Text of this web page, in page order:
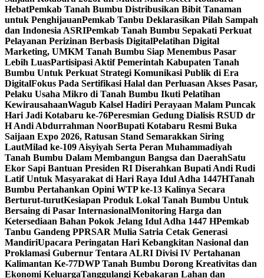
HebatPemkab Tanah Bumbu Distribusikan Bibit Tanaman
untuk PenghijauanPemkab Tanbu Deklarasikan Pilah Sampah
dan Indonesia ASRIPemkab Tanah Bumbu Sepakati Perkuat
Pelayanan Perizinan Berbasis DigitalPelatihan Digital
Marketing, UMKM Tanah Bumbu Siap Menembus Pasar
Lebih LuasPartisipasi Aktif Pemerintah Kabupaten Tanah
Bumbu Untuk Perkuat Strategi Komunikasi Publik di Era
DigitalFokus Pada Sertifikasi Halal dan Perluasan Akses Pasar,
Pelaku Usaha Mikro di Tanah Bumbu Ikuti Pelatihan
KewirausahaanWagub Kalsel Hadiri Perayaan Malam Puncak
Hari Jadi Kotabaru ke-76Peresmian Gedung Dialisis RSUD dr
H Andi Abdurrahman NoorBupati Kotabaru Resmi Buka
Saijaan Expo 2026, Ratusan Stand Semarakkan Siring
LautMilad ke-109 Aisyiyah Serta Peran Muhammadiyah
Tanah Bumbu Dalam Membangun Bangsa dan DaerahSatu
Ekor Sapi Bantuan Presiden RI Diserahkan Bupati Andi Rudi
Latif Untuk Masyarakat di Hari Raya Idul Adha 1447HTanah
Bumbu Pertahankan Opini WTP ke-13 Kalinya Secara
Berturut-turutKesiapan Produk Lokal Tanah Bumbu Untuk
Bersaing di Pasar InternasionalMonitoring Harga dan
Ketersediaan Bahan Pokok Jelang Idul Adha 1447 HPemkab
Tanbu Gandeng PPRSAR Mulia Satria Cetak Generasi
MandiriUpacara Peringatan Hari Kebangkitan Nasional dan
Proklamasi Gubernur Tentara ALRI Divisi IV Pertahanan
Kalimantan Ke-77DWP Tanah Bumbu Dorong Kreativitas dan
Ekonomi KeluargaTanggulangi Kebakaran Lahan dan